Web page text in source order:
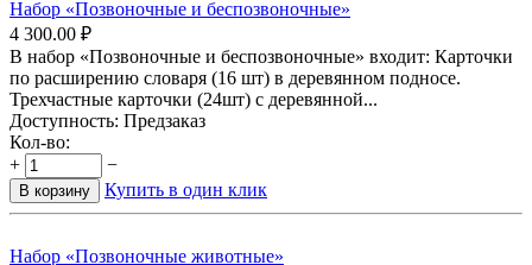
Набор «Позвоночные и беспозвоночные»
4 300.00 ₽
В набор «Позвоночные и беспозвоночные» входит: Карточки
по расширению словаря (16 шт) в деревянном подносе.
Трехчастные карточки (24шт) с деревянной...
Доступность: Предзаказ
Кол-во:
+
−
В корзину Купить в один клик
Набор «Позвоночные животные»